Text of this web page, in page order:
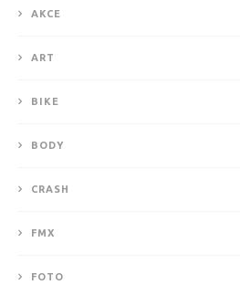
AKCE
ART
BIKE
BODY
CRASH
FMX
FOTO